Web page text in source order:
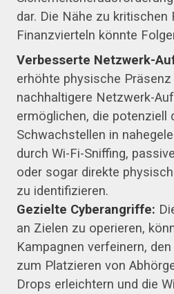
dar. Die Nähe zu kritischen
Finanzvierteln könnte
Verbesserte Netzwerk-
erhöhte physische
nachhaltigere Netzwerk-
ermöglichen, die potenziell
Schwachstellen in
durch Wi-Fi-Sniffing,
oder sogar direkte
zu identifizieren.
Gezielte Cyberangriffe:
an Zielen zu operieren,
Kampagnen verfeinern,
zum Platzieren von
Drops erleichtern und die